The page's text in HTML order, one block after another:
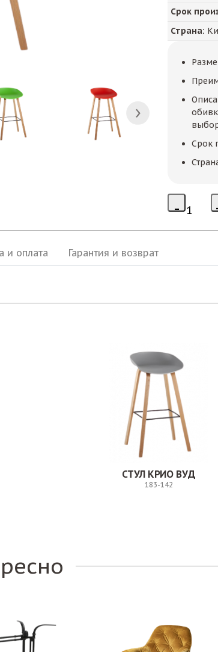
Срок
Страна:
Срок
и оплата Гарантия и возврат
СТУЛ КРИО ВУД
183-142